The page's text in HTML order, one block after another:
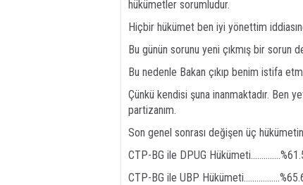
hükümetler sorumludur.
Hiçbir hükümet ben iyi yönettim
Bu günün sorunu yeni çıkmış bir sorun
Bu nedenle Bakan çıkıp benim istifa
Çünkü kendisi şuna inanmaktadır. Ben
partizanım.
Son genel sonrası değişen üç
CTP-BG ile DPUG
CTP-BG ile UBP